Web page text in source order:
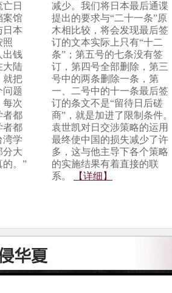
日
案馆
日本
照
出钱
大陆
就把
问题
每次
者都
者都
湾学
分大
的。”
减少。我们将日本最后通谍
提出的要求与“二十一条”原
木相比较，将会发现最后签
订的文本实际上只有“十二
条”；第五号的七条没有签
订，第四号全部删除，第三
号中的两条删除一条，第
一、二号中的十一条最后签
订的条文不是“留待日后磋
商”，就是加进了限制条件。
袁世凯对日交涉策略的运用
最终使中国的损失减少了许
多，这与他主导下各个策略
的实施结果有着直接的联
系。
【详细】